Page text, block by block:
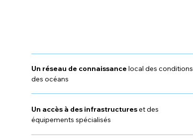
Un réseau de connaissance local des conditions
des océans
Un accès à des infrastructureset des
équipements spécialisés